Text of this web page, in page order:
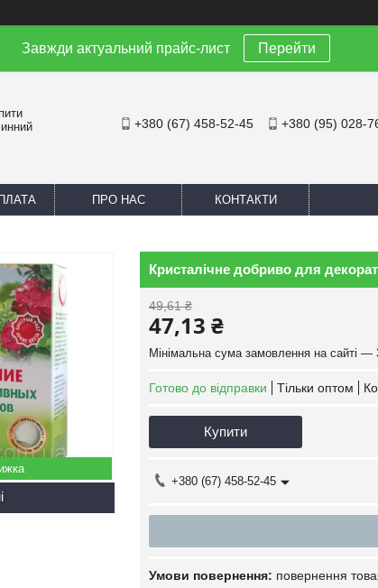
Завжди актуальний прайс-лист Перейти
+380 (67) 458-52-45 +380 (95) 028-
ПРО НАС КОНТАКТИ
Кристалічне добриво для
49,61 ₴
47,13 ₴
Мінімальна сума замовлення на сайті —
Готово до відправки Тільки оптом
Купити
+380 (67) 458-52-45
повернення